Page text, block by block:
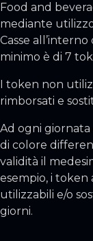
Food and
mediante
Casse all’interno
minimo è di 7
I token non
rimborsati e
Ad ogni
di colore
validità il
esempio, i token
utilizzabili e/o
giorni.